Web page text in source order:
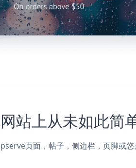
站上从未如此简
页面，帖子，侧边栏，页脚或您